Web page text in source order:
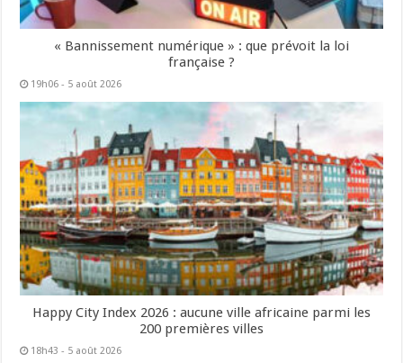
« Bannissement numérique » : que prévoit la loi
française ?
19h06 - 5 août 2026
Happy City Index 2026 : aucune ville africaine parmi les
200 premières villes
18h43 - 5 août 2026